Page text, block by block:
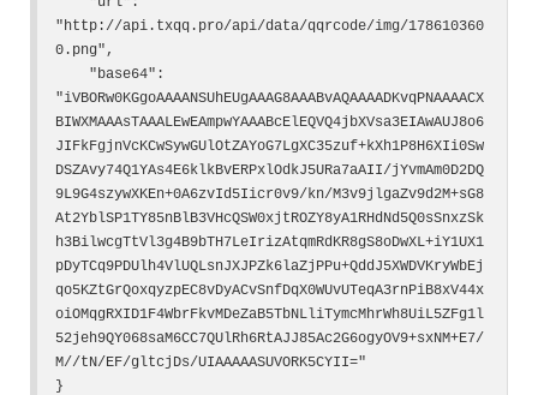
"http://api.txqq.pro/api/data/qqrcode/img/178610360
0.png",
"iVBORw0KGgoAAAANSUhEUgAAAG8AAABvAQAAAADKvqPNAAAACX
BIWXMAAAsTAAALEwEAmpwYAAABcElEQVQ4jbXVsa3EIAwAUJ8o6
JIFkFgjnVcKCwSywGUlOtZAYoG7LgXC35zuf+kXh1P8H6XIi0Sw
DSZAvy74Q1YAs4E6klkBvERPxlOdkJ5URa7aAII/jYvmAm0D2DQ
9L9G4szywXKEn+0A6zvId5Iicr0v9/kn/M3v9jlgaZv9d2M+sG8
At2YblSP1TY85nBlB3VHcQSW0xjtROZY8yA1RHdNd5Q0sSnxzSk
h3BilwcgTtVl3g4B9bTH7LeIrizAtqmRdKR8gS8oDwXL+iY1UX1
pDyTCq9PDUlh4VlUQLsnJXJPZk6laZjPPu+QddJ5XWDVKryWbEj
qo5KZtGrQoxqyzpEC8vDyACvSnfDqX0WUvUTeqA3rnPiB8xV44x
oiOMqgRXID1F4WbrFkvMDeZaB5TbNLliTymcMhrWh8UiL5ZFg1l
52jeh9QY068saM6CC7QUlRh6RtAJJ85Ac2G6ogyOV9+sxNM+E7/
M//tN/EF/gltcjDs/UIAAAAASUVORK5CYII="
}